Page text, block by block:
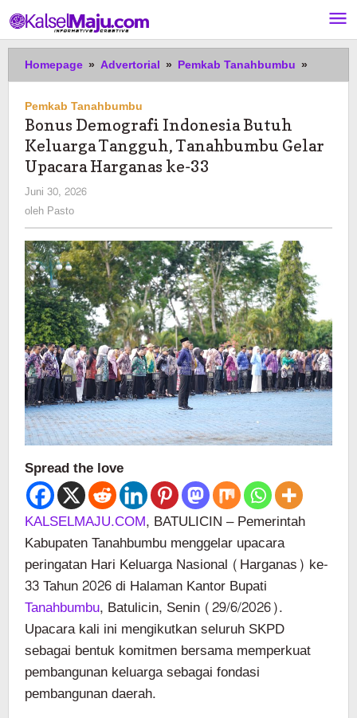
ke
konten
Homepage » Advertorial » Pemkab Tanahbumbu »
ke-
Pemkab Tanahbumbu
Bonus Demografi Indonesia Butuh
Keluarga Tangguh, Tanahbumbu Gelar
Upacara Harganas ke-33
Juni 30, 2026
oleh Pasto
Spread the love
KALSELMAJU.COM, BATULICIN – Pemerintah
Kabupaten Tanahbumbu menggelar upacara
peringatan Hari Keluarga Nasional (Harganas) ke-
33 Tahun 2026 di Halaman Kantor Bupati
Tanahbumbu, Batulicin, Senin (29/6/2026).
Upacara kali ini mengikutkan seluruh SKPD
sebagai bentuk komitmen bersama memperkuat
pembangunan keluarga sebagai fondasi
pembangunan daerah.